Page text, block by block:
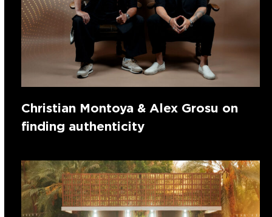
Christian Montoya & Alex Grosu on
finding authenticity